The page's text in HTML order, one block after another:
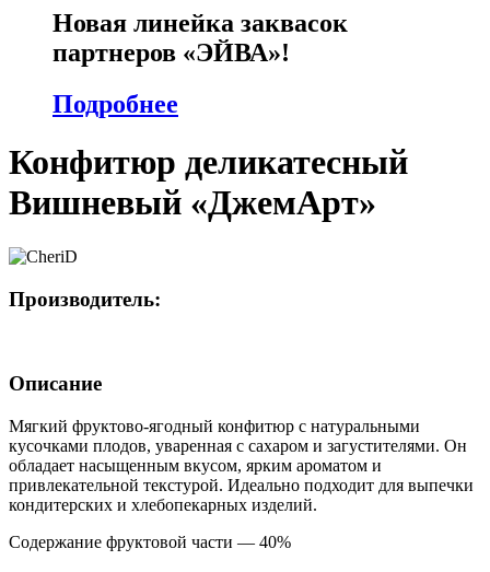
Новая линейка заквасок
партнеров «ЭЙВА»!
Подробнее
Конфитюр деликатесный
Вишневый «ДжемАрт»
Производитель:
Описание
Мягкий фруктово-ягодный конфитюр с натуральными
кусочками плодов, уваренная с сахаром и загустителями. Он
обладает насыщенным вкусом, ярким ароматом и
привлекательной текстурой. Идеально подходит для выпечки
кондитерских и хлебопекарных изделий.
Содержание фруктовой части — 40%